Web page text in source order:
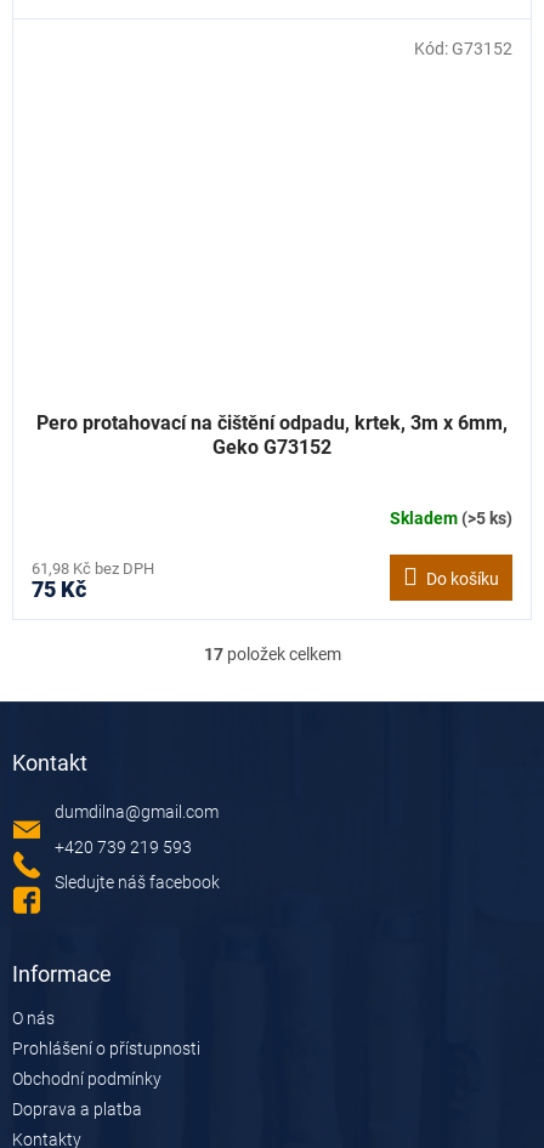
Pero protahovací na čištění odpadu, krtek, 3m x 6mm,
Geko G73152
Skladem(>5 ks)
61,98 Kč bez DPH
75 Kč Do košíku
Kód: G73152
O
l
17položek celkem
Kontakt
dumdilna@gmail.com
+420 739 219 593
Sledujte náš facebook
Informace
O nás
Prohlášení o přístupnosti
Obchodní podmínky
Doprava a platba
Kontakty